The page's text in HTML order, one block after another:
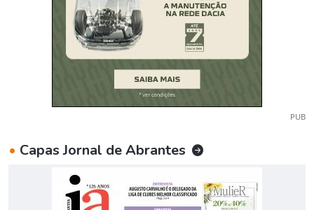
PUB
• Capas Jornal de Abrantes